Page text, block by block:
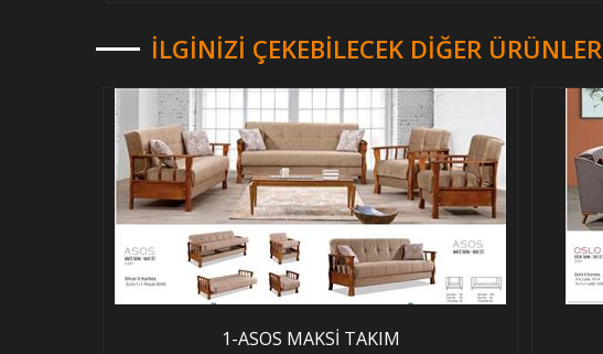
İLGINIZI ÇEKEBILECEK DIĞER ÜRÜNLER
1-ASOS MAKSİ TAKIM